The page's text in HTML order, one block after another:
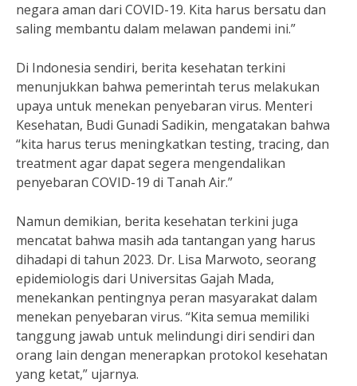
negara aman dari COVID-19. Kita harus bersatu dan
saling membantu dalam melawan pandemi ini.”
Di Indonesia sendiri, berita kesehatan terkini
menunjukkan bahwa pemerintah terus melakukan
upaya untuk menekan penyebaran virus. Menteri
Kesehatan, Budi Gunadi Sadikin, mengatakan bahwa
“kita harus terus meningkatkan testing, tracing, dan
treatment agar dapat segera mengendalikan
penyebaran COVID-19 di Tanah Air.”
Namun demikian, berita kesehatan terkini juga
mencatat bahwa masih ada tantangan yang harus
dihadapi di tahun 2023. Dr. Lisa Marwoto, seorang
epidemiologis dari Universitas Gajah Mada,
menekankan pentingnya peran masyarakat dalam
menekan penyebaran virus. “Kita semua memiliki
tanggung jawab untuk melindungi diri sendiri dan
orang lain dengan menerapkan protokol kesehatan
yang ketat,” ujarnya.